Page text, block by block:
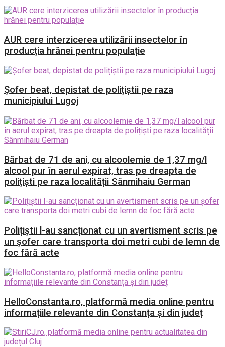
AUR cere interzicerea utilizării insectelor în
producția hrănei pentru populație
Șofer beat, depistat de polițiștii pe raza
municipiului Lugoj
Bărbat de 71 de ani, cu alcoolemie de 1,37 mg/l
alcool pur în aerul expirat, tras pe dreapta de
polițiști pe raza localității Sânmihaiu German
Polițiștii l-au sancționat cu un avertisment scris pe
un șofer care transporta doi metri cubi de lemn de
foc fără acte
HelloConstanta.ro, platformă media online pentru
informațiile relevante din Constanța și din județ